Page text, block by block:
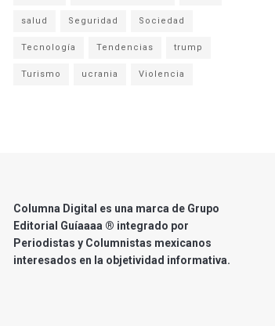
salud Seguridad Sociedad
Tecnología Tendencias trump
Turismo ucrania Violencia
Columna Digital es una marca de Grupo
Editorial Guíaaaa ® integrado por
Periodistas y Columnistas mexicanos
interesados en la objetividad informativa.